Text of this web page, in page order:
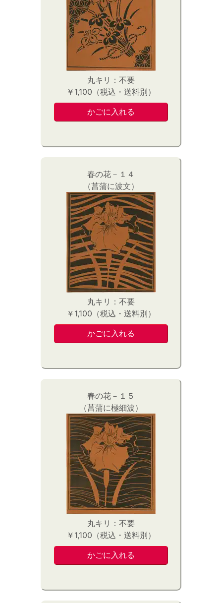
丸キリ：不要
￥1,100（税込・送料別）
春の花－１４
（菖蒲に波文）
丸キリ：不要
￥1,100（税込・送料別）
春の花－１５
（菖蒲に極細波）
丸キリ：不要
￥1,100（税込・送料別）